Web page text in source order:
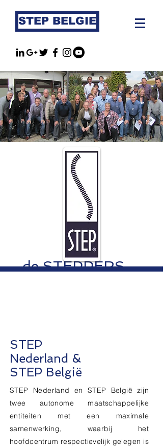
STEP BELGIE
STEP
Nederland &
STEP België
STEP Nederland en STEP België zijn
twee autonome maatschappelijke
entiteiten met een maximale
samenwerking, waarbij het
hoofdcentrum respectievelijk gelegen is
de STEPPERS